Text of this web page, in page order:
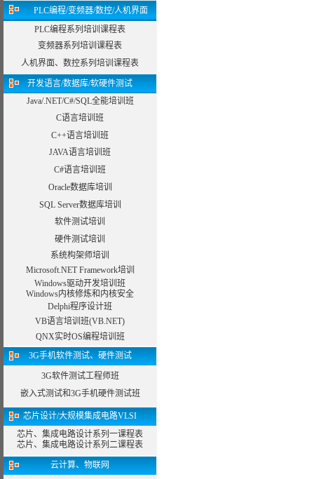
PLC编程/变频器/数控/人机界面
PLC编程系列培训课程表
变频器系列培训课程表
人机界面、数控系列培训课程表
开发语言/数据库/软硬件测试
Java/.NET/C#/SQL全能培训班
C语言培训班
C++语言培训班
JAVA语言培训班
C#语言培训班
Oracle数据库培训
SQL Server数据库培训
软件测试培训
硬件测试培训
系统构架师培训
Microsoft.NET Framework培训
Windows驱动开发培训班
Windows内核修炼和内核安全
Delphi程序设计班
VB语言培训班(VB.NET)
QNX实时OS编程培训班
3G手机软件测试、硬件测试
3G软件测试工程师班
嵌入式测试和3G手机硬件测试班
芯片设计/大规模集成电路VLSI
芯片、集成电路设计系列一课程表
芯片、集成电路设计系列二课程表
云计算、物联网